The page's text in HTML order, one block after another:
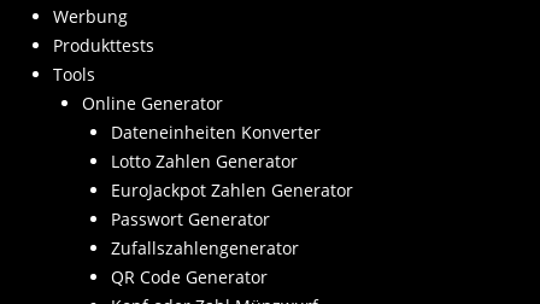
Werbung
Produkttests
Tools
Online Generator
Dateneinheiten Konverter
Lotto Zahlen Generator
EuroJackpot Zahlen Generator
Passwort Generator
Zufallszahlengenerator
QR Code Generator